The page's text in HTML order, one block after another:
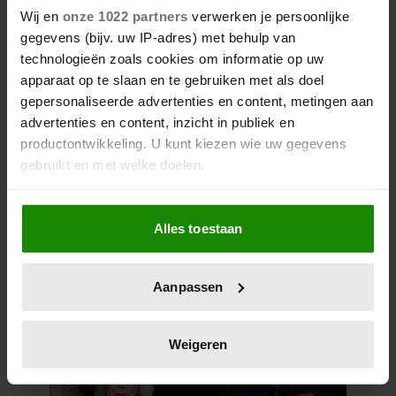
Wij en onze 1022 partners verwerken je persoonlijke
gegevens (bijv. uw IP-adres) met behulp van
technologieën zoals cookies om informatie op uw
apparaat op te slaan en te gebruiken met als doel
gepersonaliseerde advertenties en content, metingen aan
advertenties en content, inzicht in publiek en
productontwikkeling. U kunt kiezen wie uw gegevens
gebruikt en met welke doelen.
Als u het toestaat, willen we ook graag:
Informatie verzamelen over uw geografische
locatie, die tot een paar meter nauwkeurig kan zijn
scannen op specifieke eigenschappen (fingerprinting)
verwerkt en stel uw voorkeuren in het
intrekken in de Cookieverklaring.
Alles toestaan
Aanpassen
Weigeren
FAMILIE
28 april 2026
CATHERINE